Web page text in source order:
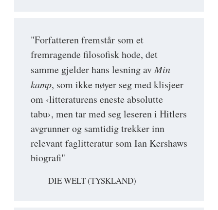
"Forfatteren fremstår som et
fremragende filosofisk hode, det
samme gjelder hans lesning avMin
kamp, som ikke nøyer seg med klisjeer
om ‹litteraturens eneste absolutte
tabu›, men tar med seg leseren i Hitlers
avgrunner og samtidig trekker inn
relevant faglitteratur som Ian Kershaws
biografi"
DIE WELT (TYSKLAND)